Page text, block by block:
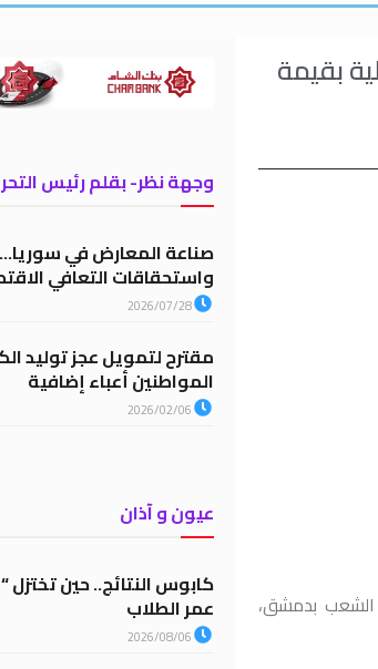
بقيمة
الشعب بدمشق،
وجهة نظر- بقلم رئيس
صناعة المعارض في
واستحقاقات التعافي
2026/07/28
مقترح لتمويل عجز توليد
المواطنين أعباء إضافية
2026/02/06
عيون و آذان
عمر الطلاب
2026/08/06